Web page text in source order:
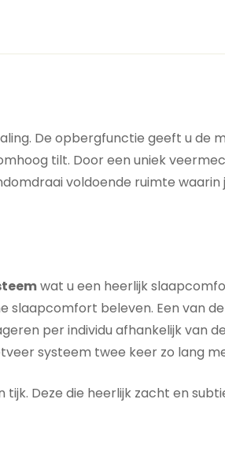
De opbergfunctie geeft u de
tilt. Door een uniek
voldoende ruimte
wat u een heerlijk
slaapcomfort beleven. Een van
per individu afhankelijk van
systeem twee keer zo lang
Deze die heerlijk zacht en